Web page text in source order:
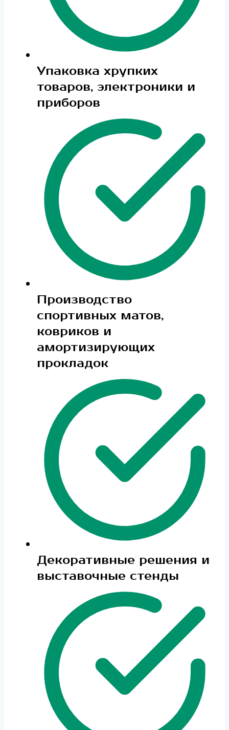
Упаковка хрупких
товаров, электроники и
приборов
Производство
спортивных матов,
ковриков и
амортизирующих
прокладок
Декоративные решения и
выставочные стенды